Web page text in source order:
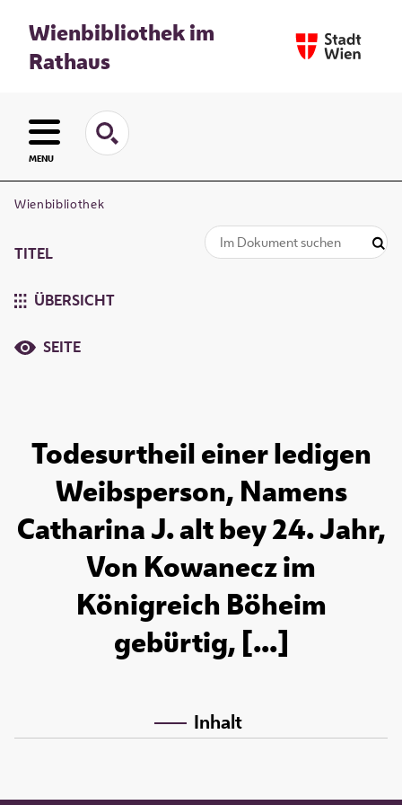
Wienbibliothek im
Rathaus
MENU
Wienbibliothek
TITEL
ÜBERSICHT
SEITE
Todesurtheil einer ledigen
Weibsperson, Namens
Catharina J. alt bey 24. Jahr,
Von Kowanecz im
Königreich Böheim
gebürtig, [...]
Inhalt